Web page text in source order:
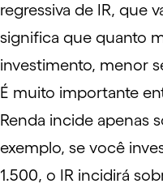
regressiva de IR, que
significa que quanto
investimento, menor
É muito importante
Renda incide apenas
exemplo, se você
1.500, o IR incidirá